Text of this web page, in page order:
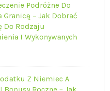
Podróżne Do
Granicą – Jak Dobrać
Do Rodzaju
I Wykonywanych
Z Niemiec A